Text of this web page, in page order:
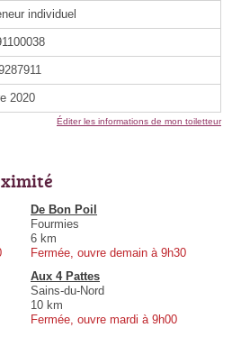
individuel
2020
Éditer les informations de mon toiletteur
De Bon Poil
Fourmies
6 km
Fermée, ouvre demain à 9h30
Aux 4 Pattes
Sains-du-Nord
10 km
Fermée, ouvre mardi à 9h00